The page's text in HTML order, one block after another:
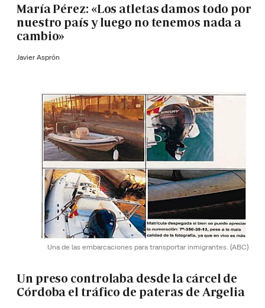
María Pérez: «Los atletas damos todo por
nuestro país y luego no tenemos nada a
cambio»
Javier Asprón
Una de las embarcaciones para transportar inmigrantes. (ABC)
Un preso controlaba desde la cárcel de
Córdoba el tráfico de pateras de Argelia